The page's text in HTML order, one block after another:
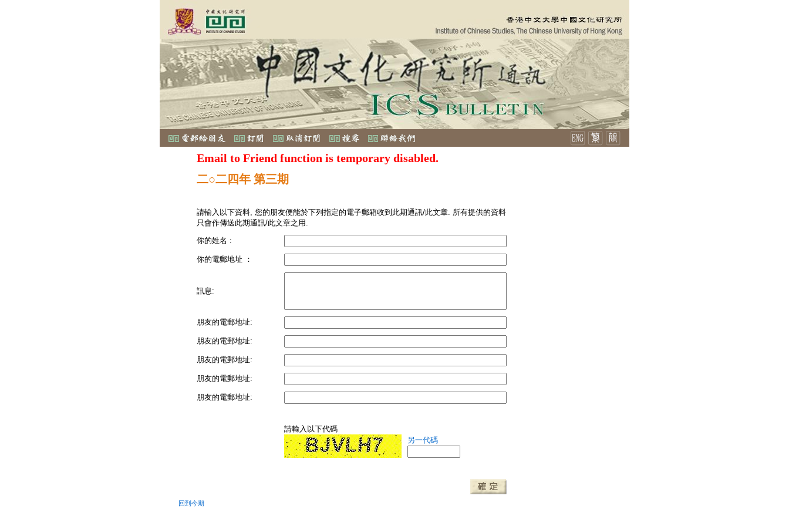
Email to Friend function is temporary disabled.
二○二四年 第三期
請輸入以下資料, 您的朋友便能於下列指定的電子郵箱收到此期通訊/此文章. 所有提供的資料
只會作傳送此期通訊/此文章之用.
你的姓名 :
你的電郵地址 ：
訊息:
朋友的電郵地址:
朋友的電郵地址:
朋友的電郵地址:
朋友的電郵地址:
朋友的電郵地址:
請輸入以下代碼
另一代碼
回到今期